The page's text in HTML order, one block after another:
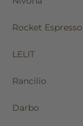
Rocket Espresso
LELIT
Rancilio
Darbo